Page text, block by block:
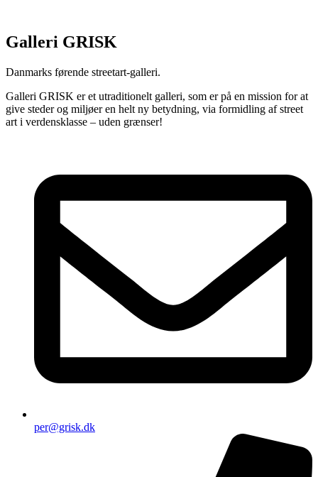
Galleri GRISK
Danmarks førende streetart-galleri.
Galleri GRISK er et utraditionelt galleri, som er på en mission for at
give steder og miljøer en helt ny betydning, via formidling af street
art i verdensklasse – uden grænser!
per@grisk.dk